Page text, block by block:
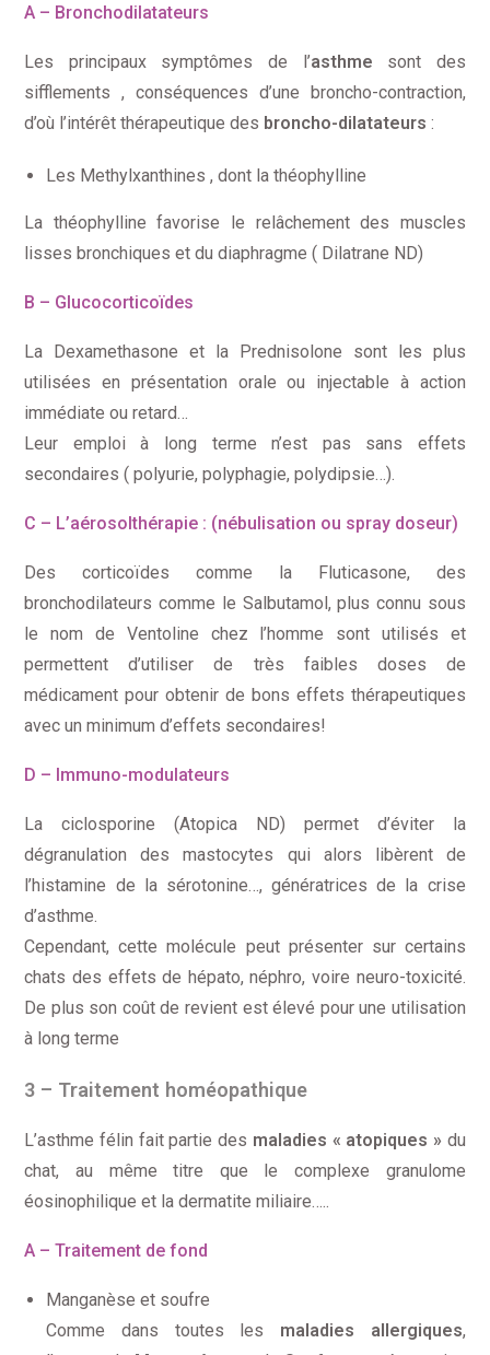
A – Bronchodilatateurs
Les principaux symptômes de l’asthme sont des
sifflements , conséquences d’une broncho-contraction,
d’où l’intérêt thérapeutique des broncho-dilatateurs :
Les Methylxanthines , dont la théophylline
La théophylline favorise le relâchement des muscles
lisses bronchiques et du diaphragme ( Dilatrane ND)
B – Glucocorticoïdes
La Dexamethasone et la Prednisolone sont les plus
utilisées en présentation orale ou injectable à action
immédiate ou retard…
Leur emploi à long terme n’est pas sans effets
secondaires ( polyurie, polyphagie, polydipsie…).
C – L’aérosolthérapie : (nébulisation ou spray doseur)
Des corticoïdes comme la Fluticasone, des
bronchodilateurs comme le Salbutamol, plus connu sous
le nom de Ventoline chez l’homme sont utilisés et
permettent d’utiliser de très faibles doses de
médicament pour obtenir de bons effets thérapeutiques
avec un minimum d’effets secondaires!
D – Immuno-modulateurs
La ciclosporine (Atopica ND) permet d’éviter la
dégranulation des mastocytes qui alors libèrent de
l’histamine de la sérotonine…, génératrices de la crise
d’asthme.
Cependant, cette molécule peut présenter sur certains
chats des effets de hépato, néphro, voire neuro-toxicité.
De plus son coût de revient est élevé pour une utilisation
à long terme
3 – Traitement homéopathique
L’asthme félin fait partie des maladies « atopiques »du
chat, au même titre que le complexe granulome
éosinophilique et la dermatite miliaire…..
A – Traitement de fond
Manganèse et soufre
Comme dans toutes les maladies allergiques,